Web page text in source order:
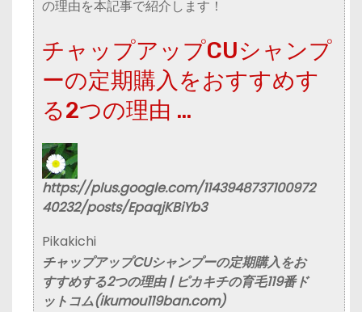
の理由を本記事で紹介します！
チャップアップCUシャンプ
ーの定期購入をおすすめす
る2つの理由 …
https://plus.google.com/1143948737100972
40232/posts/EpaqjKBiYb3
Pikakichi
チャップアップCUシャンプーの定期購入をお
すすめする2つの理由 | ピカキチの育毛119番ド
ットコム(ikumou119ban.com)